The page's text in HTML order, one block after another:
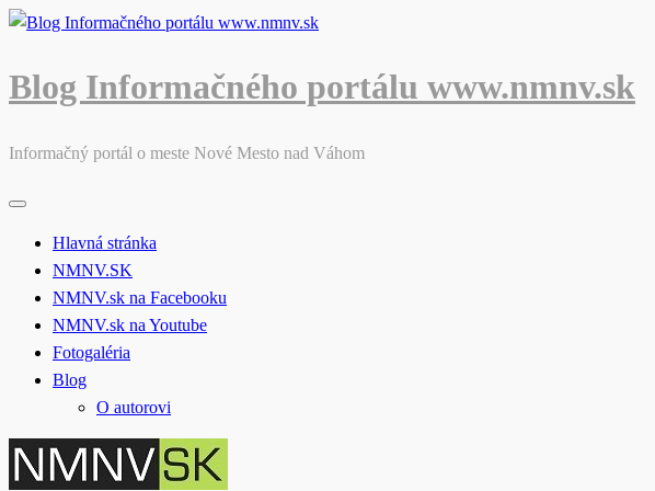
Skip
content
Blog Informačného portálu www.nmnv.sk
Informačný portál o meste Nové Mesto nad Váhom
Hlavná stránka
NMNV.SK
NMNV.sk na Facebooku
NMNV.sk na Youtube
Fotogaléria
Blog
O autorovi